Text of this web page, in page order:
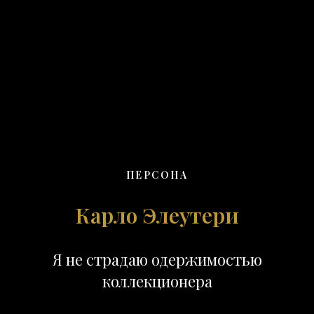
ПЕРСОНА
Карло Элеутери
Я не страдаю одержимостью
коллекционера